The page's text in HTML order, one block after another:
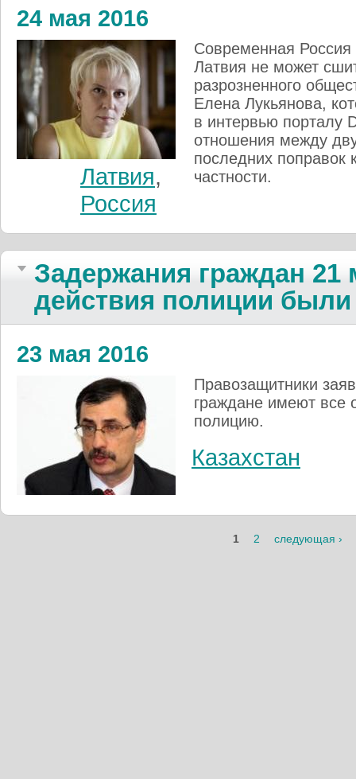
24 мая 2016
Современная
Латвия не может
разрозненного
Елена Лукьянова,
в интервью порталу
отношения между
последних поправок
частности.
Латвия,
Россия
Задержания граждан 21
действия полиции
23 мая 2016
Правозащитники
граждане имеют все
полицию.
Казахстан
1 2 следующая ›